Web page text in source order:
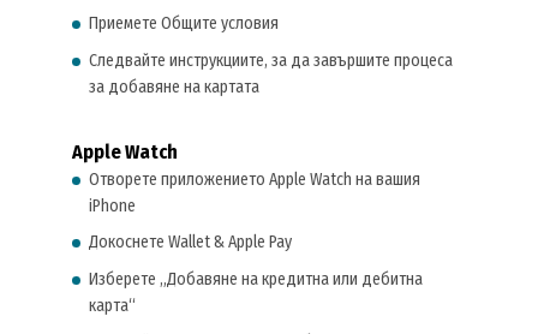
Приемете Общите условия
Следвайте инструкциите, за да завършите процеса
за добавяне на картата
Apple Watch
Отворете приложението Apple Watch на вашия
iPhone
Докоснете Wallet & Apple Pay
Изберете „Добавяне на кредитна или дебитна
карта“